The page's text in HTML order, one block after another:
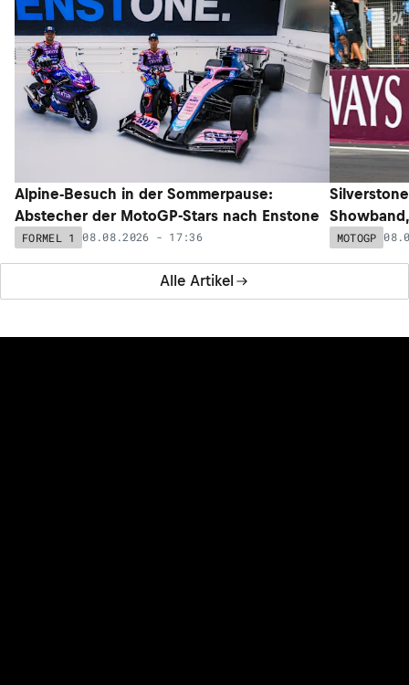
Alle Artikel
Alpine-Besuch in der Sommerpause:
Abstecher der MotoGP-Stars nach Enstone
FORMEL 1 08.08.2026 - 17:36 MOTOGP